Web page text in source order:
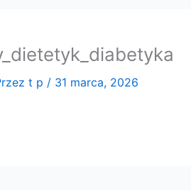
t p / 31 marca, 2026